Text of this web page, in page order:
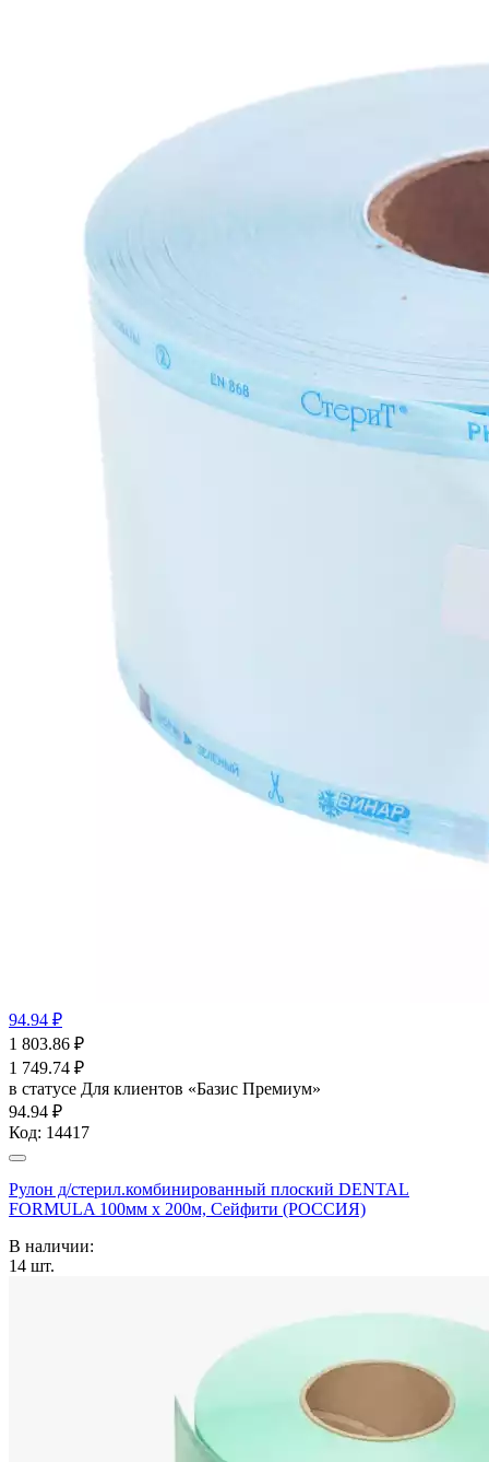
94.94 ₽
1 803.86 ₽
1 749.74 ₽
в статусе Для клиентов «Базис Премиум»
94.94 ₽
Код: 14417
Рулон д/стерил.комбинированный плоский DENTAL
FORMULA 100мм х 200м, Сейфити (РОССИЯ)
В наличии:
14 шт.